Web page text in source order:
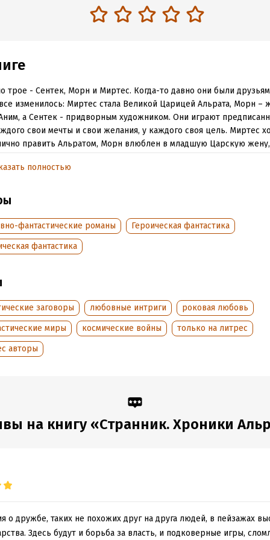
трое - Сентек, Морн и Миртес. Когда-то давно они были
изменилось: Миртес стала Великой Царицей Альрата, Морн –
а Сентек - придворным художником. Они играют
свои мечты и свои желания, у каждого своя цель. Миртес
править Альратом, Морн влюблен в младшую Царскую
решить, чем они готовы пожертвовать, чтобы достичь
Кто окажется одержимым странником, который не
чем? Книга из цикла "Хроники Альрата". Каждая из книг цикла -
связанное с другими только общей вселенной.
2022
18 июля 2024
полностью
фантастические романы
Героическая фантастика
фантастика
заговоры любовные интриги
роковая любовь
миры
космические войны
только на литрес
авторы
на книгу «Странник. Хроники
о дружбе, таких не похожих друг на друга людей, в пейзажах
Здесь будут и борьба за власть, и подковерные игры,